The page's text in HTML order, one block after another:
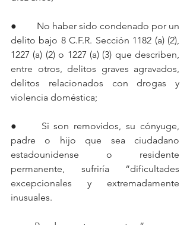
●	 No haber sido condenado por un
delito bajo 8 C.F.R. Sección 1182 (a) (2),
1227 (a) (2) o 1227 (a) (3) que describen,
entre otros, delitos graves agravados,
delitos relacionados con drogas y
violencia doméstica;
● 	Si son removidos, su cónyuge,
padre o hijo que sea ciudadano
estadounidense o residente
permanente, sufriría “dificultades
excepcionales y extremadamente
inusuales.